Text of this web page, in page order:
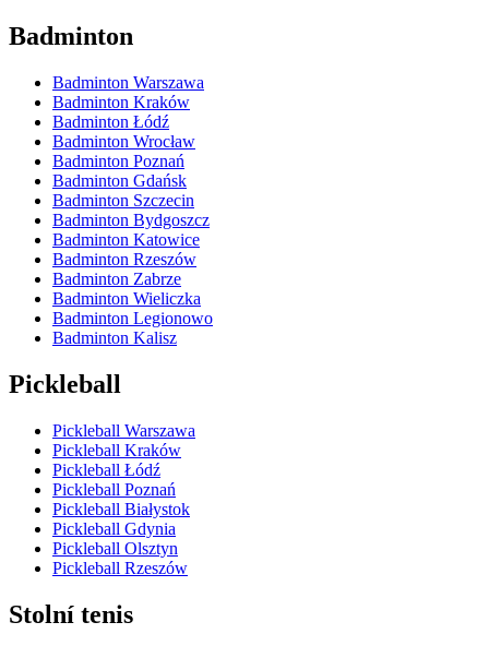
Badminton
Badminton Warszawa
Badminton Kraków
Badminton Łódź
Badminton Wrocław
Badminton Poznań
Badminton Gdańsk
Badminton Szczecin
Badminton Bydgoszcz
Badminton Katowice
Badminton Rzeszów
Badminton Zabrze
Badminton Wieliczka
Badminton Legionowo
Badminton Kalisz
Pickleball
Pickleball Warszawa
Pickleball Kraków
Pickleball Łódź
Pickleball Poznań
Pickleball Białystok
Pickleball Gdynia
Pickleball Olsztyn
Pickleball Rzeszów
Stolní tenis